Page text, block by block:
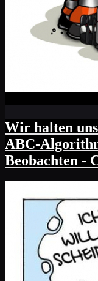
Wir halten
ABC-
Beobachten -